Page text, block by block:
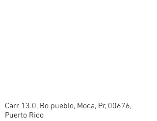
Carr 13.0, Bo pueblo, Moca, Pr, 00676,
Puerto Rico